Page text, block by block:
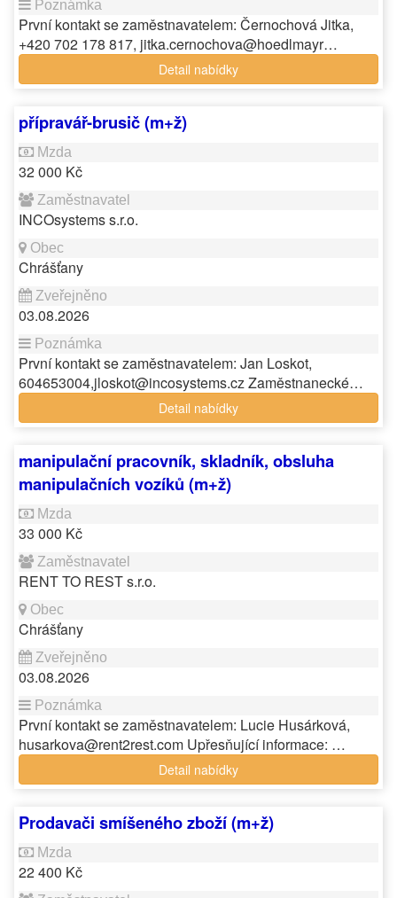
První kontakt se zaměstnavatelem: Černochová Jitka,
+420 702 178 817, jitka.cernochova@hoedlmayr…
Detail nabídky
přípravář-brusič (m+ž)
32 000 Kč
INCOsystems s.r.o.
Chrášťany
03.08.2026
První kontakt se zaměstnavatelem: Jan Loskot,
604653004,jloskot@incosystems.cz Zaměstnanecké…
Detail nabídky
manipulační pracovník, skladník, obsluha
manipulačních vozíků (m+ž)
33 000 Kč
RENT TO REST s.r.o.
Chrášťany
03.08.2026
První kontakt se zaměstnavatelem: Lucie Husárková,
husarkova@rent2rest.com Upřesňující informace: …
Detail nabídky
Prodavači smíšeného zboží (m+ž)
22 400 Kč